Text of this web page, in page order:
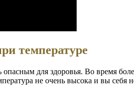
температуре
для здоровья. Во время
не очень высока и вы